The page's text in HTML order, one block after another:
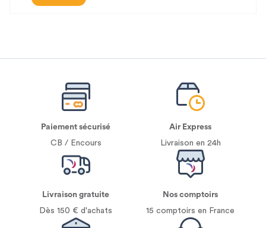
Paiement sécurisé
CB / Encours
Air Express
Livraison en 24h
Livraison gratuite
Dès 150 € d'achats
Nos comptoirs
15 comptoirs en France